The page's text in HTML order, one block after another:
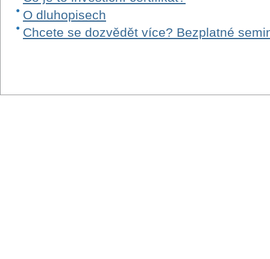
O dluhopisech
Chcete se dozvědět více? Bezplatné